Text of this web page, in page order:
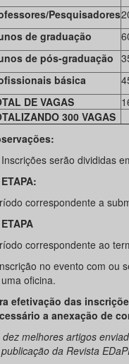
Pesquisadores
de graduação
de pós-graduação
básica
DE VAGAS
300 VAGAS
serão divididas
correspondente a
correspondente ao
no evento com ou
oficina.
efetivação das
a anexação de
dez melhores artigos
da Revista